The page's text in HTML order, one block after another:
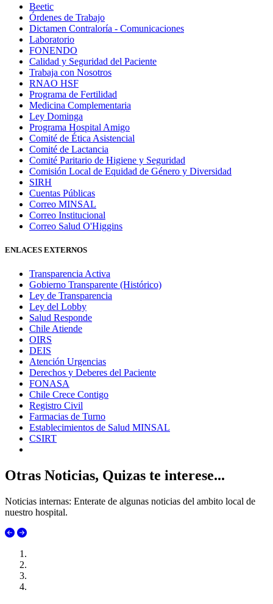
Beetic
Órdenes de Trabajo
Dictamen Contraloría - Comunicaciones
Laboratorio
FONENDO
Calidad y Seguridad del Paciente
Trabaja con Nosotros
RNAO HSF
Programa de Fertilidad
Medicina Complementaria
Ley Dominga
Programa Hospital Amigo
Comité de Ética Asistencial
Comité de Lactancia
Comité Paritario de Higiene y Seguridad
Comisión Local de Equidad de Género y Diversidad
SIRH
Cuentas Públicas
Correo MINSAL
Correo Institucional
Correo Salud O'Higgins
ENLACES EXTERNOS
Transparencia Activa
Gobierno Transparente (Histórico)
Ley de Transparencia
Ley del Lobby
Salud Responde
Chile Atiende
OIRS
DEIS
Atención Urgencias
Derechos y Deberes del Paciente
FONASA
Chile Crece Contigo
Registro Civil
Farmacias de Turno
Establecimientos de Salud MINSAL
CSIRT
Otras Noticias, Quizas te interese...
Noticias internas: Enterate de algunas noticias del ambito local de
nuestro hospital.